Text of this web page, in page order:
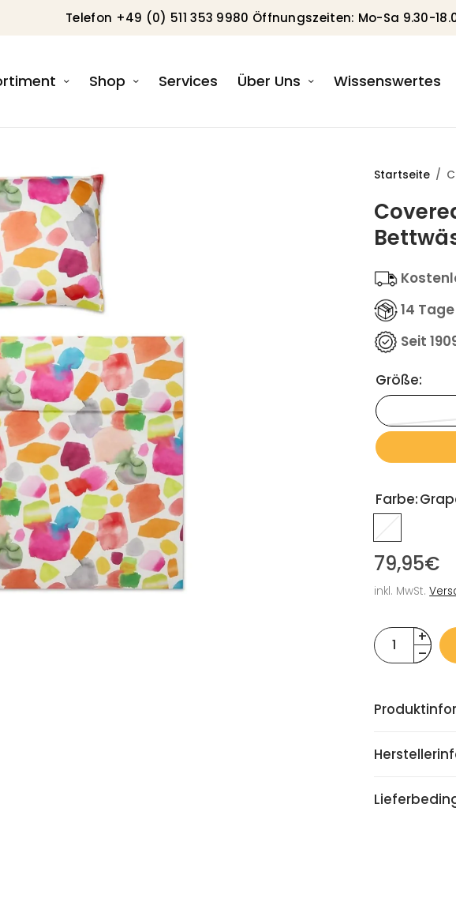
Telefon +49 (0) 511 353 9980 Öffnungszeiten: Mo-Sa 9.30-
Shop Services Über Uns Wissenswertes
Startseite /
14
Seit
Größe:
Farbe:
79,95€
inkl. MwSt.